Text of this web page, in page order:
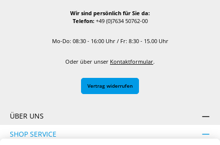
Wir sind persönlich für Sie da:
Telefon:+49 (0)7634 50762-00
Mo-Do: 08:30 - 16:00 Uhr / Fr: 8:30 - 15.00 Uhr
Oder über unser Kontaktformular.
Vertrag widerrufen
ÜBER UNS
SHOP SERVICE